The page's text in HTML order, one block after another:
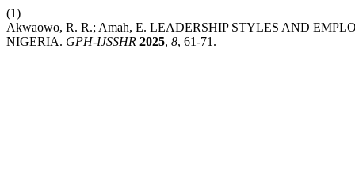
(1)
Akwaowo, R. R.; Amah, E. LEADERSHIP STYLES AND
NIGERIA. GPH-IJSSHR 2025, 8, 61-71.